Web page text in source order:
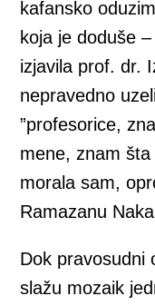
kafansko
koja je doduše
izjavila prof. dr.
nepravedno
”profesorice,
mene, znam
morala sam,
Ramazanu
Dok pravosudni
slažu mozaik